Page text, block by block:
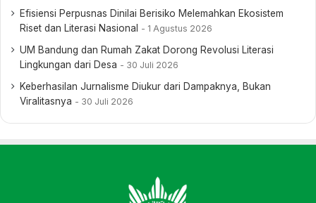
Efisiensi Perpusnas Dinilai Berisiko Melemahkan Ekosistem
Riset dan Literasi Nasional
1 Agustus 2026
UM Bandung dan Rumah Zakat Dorong Revolusi Literasi
Lingkungan dari Desa
30 Juli 2026
Keberhasilan Jurnalisme Diukur dari Dampaknya, Bukan
Viralitasnya
30 Juli 2026